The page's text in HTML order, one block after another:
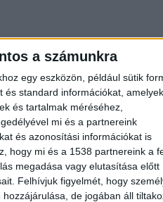
a számunkra
egy eszközön, például sütik
standard információkat,
és tartalmak méréséhez,
mi és a partnereink
és azonosítási információkat is
hogy mi és a 1538 partnereink a
megadása vagy elutasítása előtt
Felhívjuk figyelmét, hogy
de jogában áll